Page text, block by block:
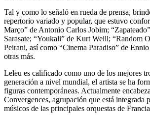
Tal y como lo señaló en rueda de prensa,
repertorio variado y popular, que estuvo
Março” de Antonio Carlos Jobim;
Sarasate; “Youkali” de Kurt Weill; “Random
Peirani, así como “Cinema Paradiso” de
otras más.
Leleu es calificado como uno de los mejores
generación a nivel mundial, el artista se ha
figuras contemporáneas. Actualmente
Convergences, agrupación que está integrada
músicos de las principales orquestas de